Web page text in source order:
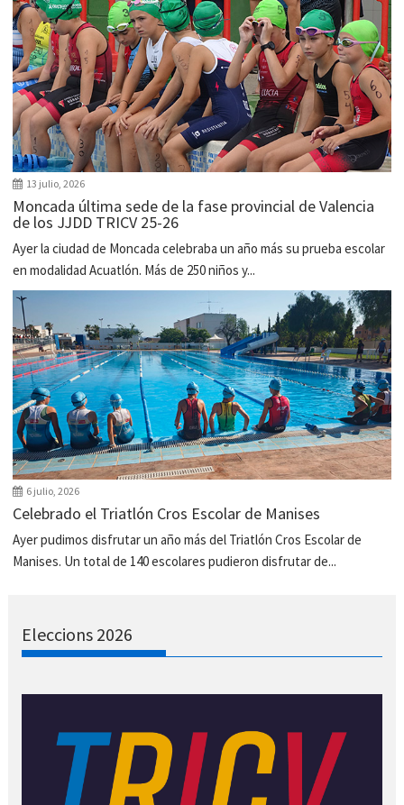
13 julio, 2026
Moncada última sede de la fase provincial de Valencia
de los JJDD TRICV 25-26
Ayer la ciudad de Moncada celebraba un año más su prueba escolar
en modalidad Acuatlón. Más de 250 niños y...
6 julio, 2026
Celebrado el Triatlón Cros Escolar de Manises
Ayer pudimos disfrutar un año más del Triatlón Cros Escolar de
Manises. Un total de 140 escolares pudieron disfrutar de...
Eleccions 2026